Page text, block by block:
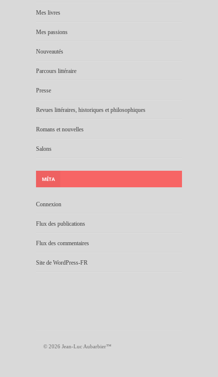
Mes livres
Mes passions
Nouveautés
Parcours littéraire
Presse
Revues littéraires, historiques et philosophiques
Romans et nouvelles
Salons
MÉTA
Connexion
Flux des publications
Flux des commentaires
Site de WordPress-FR
© 2026 Jean-Luc Aubarbier™